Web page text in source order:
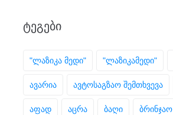
ᲢᲔᲒᲔᲑᲘ
"ლაზიკა მედი" "ლაზიკამედი"
ავარია ავტოსაგზაო შემთხვევა
აფად აცრა ბაღი ბრინჯაო